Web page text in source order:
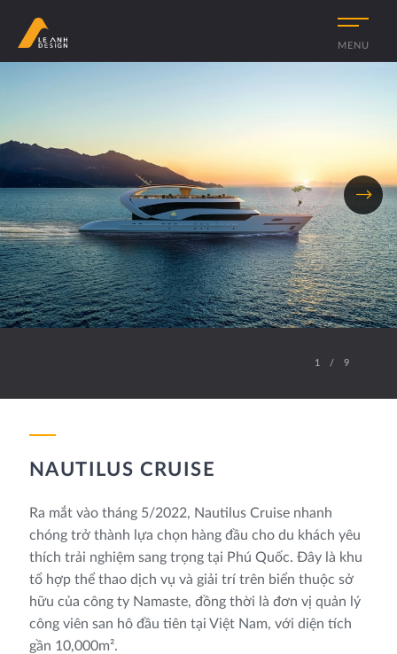
MENU
1 / 9
NAUTILUS CRUISE
Ra mắt vào tháng 5/2022, Nautilus Cruise nhanh
chóng trở thành lựa chọn hàng đầu cho du khách yêu
thích trải nghiệm sang trọng tại Phú Quốc. Đây là khu
tổ hợp thể thao dịch vụ và giải trí trên biển thuộc sở
hữu của công ty Namaste, đồng thời là đơn vị quản lý
công viên san hô đầu tiên tại Việt Nam, với diện tích
gần 10,000m².